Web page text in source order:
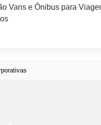
Vans e Ônibus para